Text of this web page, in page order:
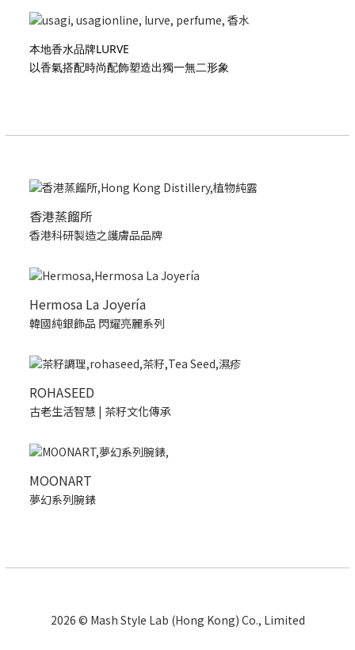
本地香水品牌LURVE
以香氣搭配時尚配飾塑造出獨一無二形象
香港蒸餾所
香港科研製造之護膚品品牌
Hermosa La Joyería
韓國純銀飾品 閃耀亮麗系列
ROHASEED
古老生活智慧 | 茶籽文化傳承
MOONART
夢幻系列腕錶
2026 © Mash Style Lab (Hong Kong) Co., Limited